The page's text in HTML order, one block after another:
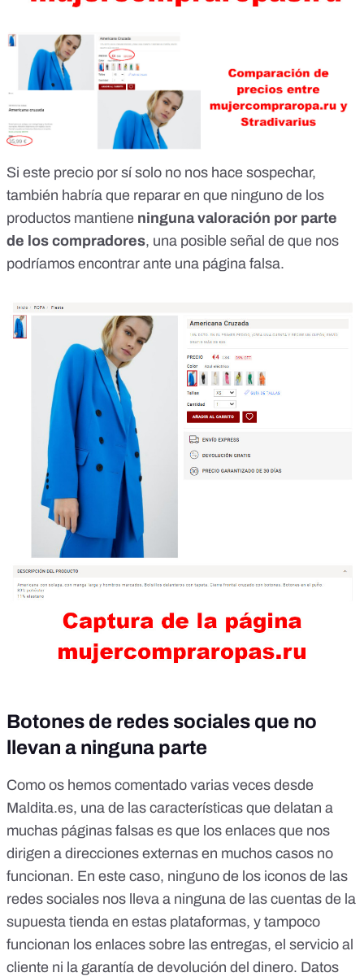
Si este precio por sí solo no nos hace sospechar,
también habría que reparar en que ninguno de los
productos mantiene ninguna valoración por parte
de los compradores, una posible señal de que nos
podríamos encontrar ante una página falsa.
Botones de redes sociales que no
llevan a ninguna parte
Como os hemos comentado varias veces desde
Maldita.es, una de las características que delatan a
muchas páginas falsas es que los enlaces que nos
dirigen a direcciones externas en muchos casos no
funcionan. En este caso, ninguno de los iconos de las
redes sociales nos lleva a ninguna de las cuentas de la
supuesta tienda en estas plataformas, y tampoco
funcionan los enlaces sobre las entregas, el servicio al
cliente ni la garantía de devolución del dinero. Datos